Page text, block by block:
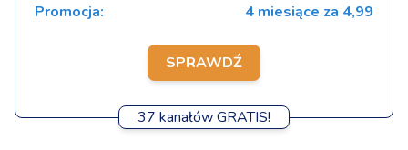
Promocja: 4 miesiące za 4,99
SPRAWDŹ
37 kanałów GRATIS!